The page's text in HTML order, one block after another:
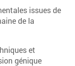
issues de
de la
et
génique